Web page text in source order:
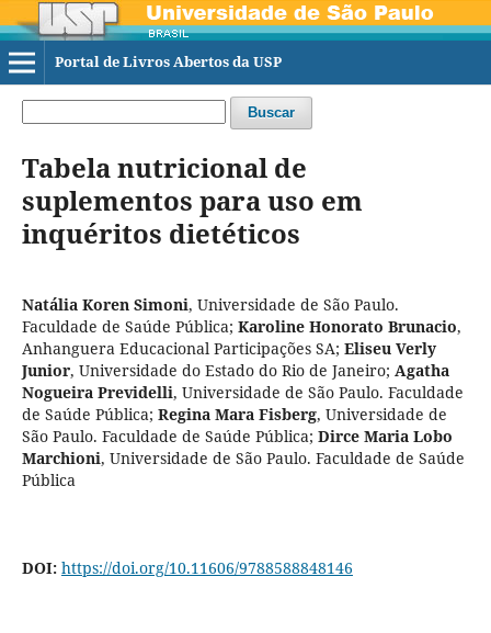
Portal de Livros Abertos da USP
Buscar
Tabela nutricional de
suplementos para uso em
inquéritos dietéticos
Natália Koren Simoni, Universidade de São Paulo.
Faculdade de Saúde Pública; Karoline Honorato Brunacio,
Anhanguera Educacional Participações SA; Eliseu Verly
Junior, Universidade do Estado do Rio de Janeiro; Agatha
Nogueira Previdelli, Universidade de São Paulo. Faculdade
de Saúde Pública; Regina Mara Fisberg, Universidade de
São Paulo. Faculdade de Saúde Pública; Dirce Maria Lobo
Marchioni, Universidade de São Paulo. Faculdade de Saúde
Pública
DOI: https://doi.org/10.11606/9788588848146